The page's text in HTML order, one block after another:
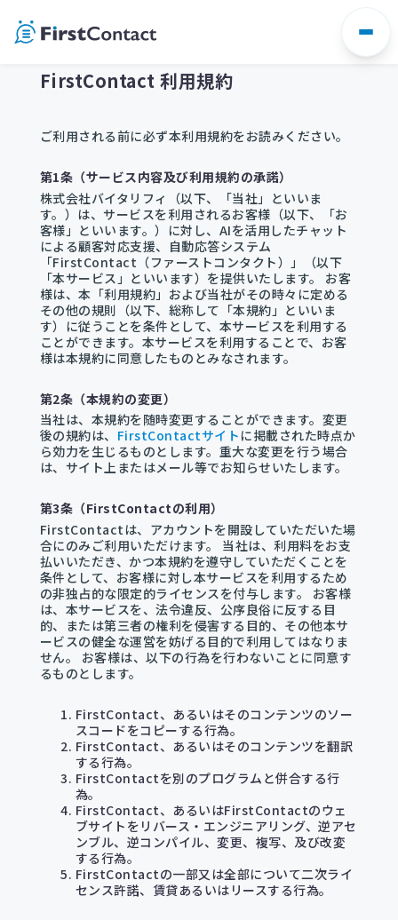
FirstContact 利用規約
ご利用される前に必ず本利用規約をお読みください。
第1条（サービス内容及び利用規約の承諾）
株式会社バイタリフィ（以下、「当社」といいま
す。）は、サービスを利用されるお客様（以下、「お
客様」といいます。）に対し、AIを活用したチャット
による顧客対応支援、自動応答システム
「FirstContact（ファーストコンタクト）」（以下
「本サービス」といいます）を提供いたします。 お客
様は、本「利用規約」および当社がその時々に定める
その他の規則（以下、総称して「本規約」といいま
す）に従うことを条件として、本サービスを利用する
ことができます。本サービスを利用することで、お客
様は本規約に同意したものとみなされます。
第2条（本規約の変更）
当社は、本規約を随時変更することができます。変更
後の規約は、 FirstContactサイトに掲載された時点か
ら効力を生じるものとします。重大な変更を行う場合
は、サイト上またはメール等でお知らせいたします。
第3条（FirstContactの利用）
FirstContactは、アカウントを開設していただいた場
合にのみご利用いただけます。 当社は、利用料をお支
払いいただき、かつ本規約を遵守していただくことを
条件として、お客様に対し本サービスを利用するため
の非独占的な限定的ライセンスを付与します。 お客様
は、本サービスを、法令違反、公序良俗に反する目
的、または第三者の権利を侵害する目的、その他本サ
ービスの健全な運営を妨げる目的で利用してはなりま
せん。 お客様は、以下の行為を行わないことに同意す
るものとします。
FirstContact、あるいはそのコンテンツのソー
スコードをコピーする行為。
FirstContact、あるいはそのコンテンツを翻訳
する行為。
FirstContactを別のプログラムと併合する行
為。
FirstContact、あるいはFirstContactのウェ
ブサイトをリバース・エンジニアリング、逆アセ
ンブル、逆コンパイル、変更、複写、及び改変
する行為。
FirstContactの一部又は全部について二次ライ
センス許諾、賃貸あるいはリースする行為。